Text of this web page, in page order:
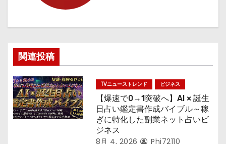
シ
ョ
ン
関連投稿
TVニューストレンド ビジネス
【爆速で0→1突破へ】AI × 誕生
日占い鑑定書作成バイブル～稼
ぎに特化した副業ネット占いビ
ジネス
8月 4, 2026 Phi72110